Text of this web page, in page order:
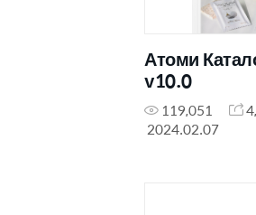
Атоми
v10.0
119,051
2024.02.07